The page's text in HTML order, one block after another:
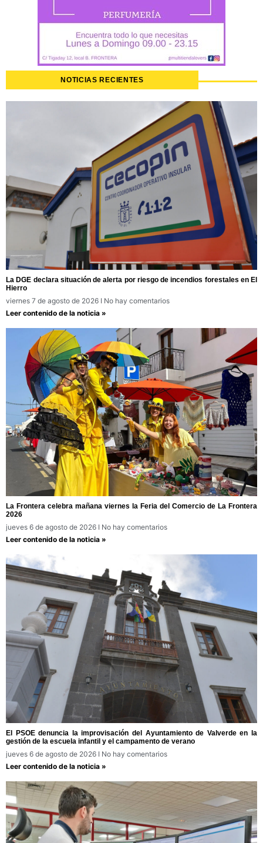
NOTICIAS RECIENTES
La DGE declara situación de alerta por riesgo de incendios forestales en El
Hierro
viernes 7 de agosto de 2026
No hay comentarios
Leer contenido de la noticia »
La Frontera celebra mañana viernes la Feria del Comercio de La Frontera
2026
jueves 6 de agosto de 2026
No hay comentarios
Leer contenido de la noticia »
El PSOE denuncia la improvisación del Ayuntamiento de Valverde en la
gestión de la escuela infantil y el campamento de verano
jueves 6 de agosto de 2026
No hay comentarios
Leer contenido de la noticia »